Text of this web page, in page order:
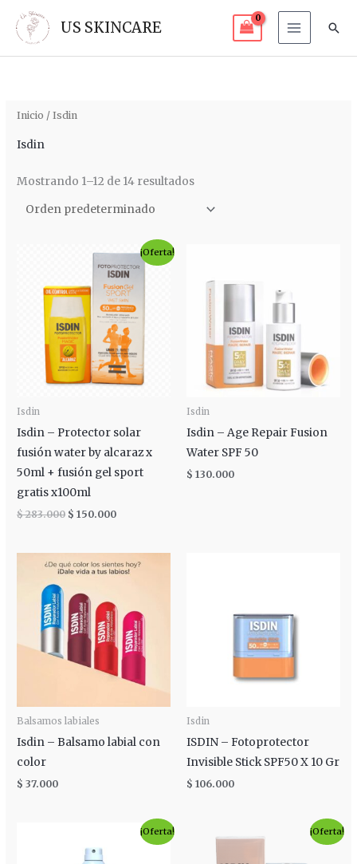
US SKINCARE
Inicio / Isdin
Isdin
Mostrando 1–12 de 14 resultados
¡Oferta!
Isdin
Isdin – Protector solar
fusión water by alcaraz x
50ml + fusión gel sport
gratis x100ml
$283.000
precio
original
era:
$ 283.000.
$ 150.000
precio
actual
es:
$ 150.000.
Isdin
Isdin – Age Repair Fusion
Water SPF 50
$ 130.000
Balsamos labiales
Isdin – Balsamo labial con
color
$ 37.000
Isdin
ISDIN – Fotoprotector
Invisible Stick SPF50 X 10 Gr
$ 106.000
¡Oferta!
original
precio
¡Oferta!
precio
precio